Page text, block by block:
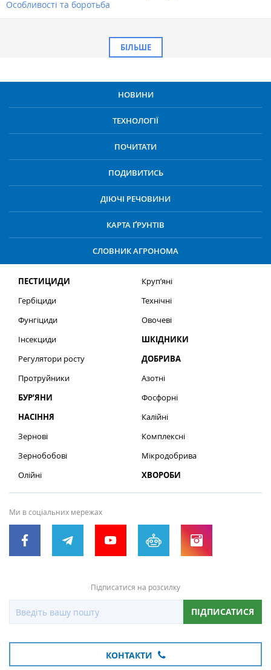
Особливості та боротьба
БІЛЬШЕ
НОВИНИ
ТЕХНОЛОГІЇ
ПОЧИТАТИ
ПОДИВИТИСЬ
ДІЮЧІ РЕЧОВИНИ
КАРТА ҐРУНТІВ
СЛОВНИК АГРОНОМА
ПЕСТИЦИДИ
Гербіциди
Фунгіциди
Інсекциди
Регулятори росту
Протруйники
БУР’ЯНИ
НАСІННЯ
Зернові
Зернобобові
Олійні
Круп’яні
Технічні
Овочеві
ШКІДНИКИ
ДОБРИВА
Азотні
Фосфорні
Калійні
Комплексні
Мікродобрива
ХВОРОБИ
Ми в соціальних мережах
Підписатися на розсилку
ПІДПИСАТИСЯ
КОНТАКТИ